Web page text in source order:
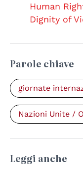
Human
Dignity of
Parole chiave
giornate
Nazioni Unite /
Leggi anche